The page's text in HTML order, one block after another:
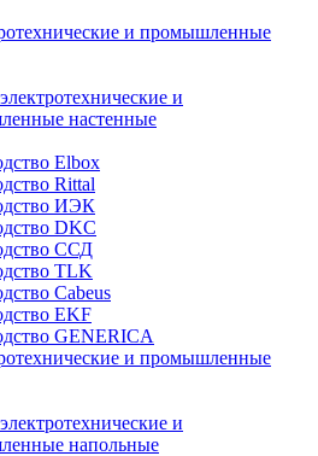
и промышленные
и
настенные
Elbox
Rittal
ИЭК
DKC
ССД
TLK
Cabeus
EKF
GENERICA
и промышленные
и
напольные